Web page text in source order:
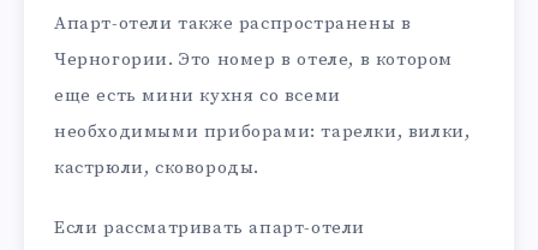
Апарт-отели также распространены в
Черногории. Это номер в отеле, в котором
еще есть мини кухня со всеми
необходимыми приборами: тарелки, вилки,
кастрюли, сковороды.
Если рассматривать апарт-отели